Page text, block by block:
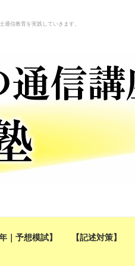
通信教育を実践していきます。
｜予想模試】 【記述対策】